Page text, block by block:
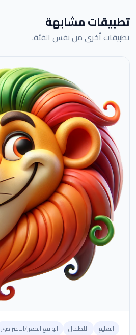
تطبيقات مشابهة
تطبيقات أخرى من نفس الفئة.
التعليم الأطفال الواقع المعزز/الافتراضي